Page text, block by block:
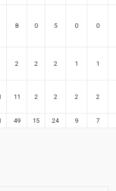
8 0 5 0 0
2 2 2 1 1
11 2 2 2 2
49 15 24 9 7